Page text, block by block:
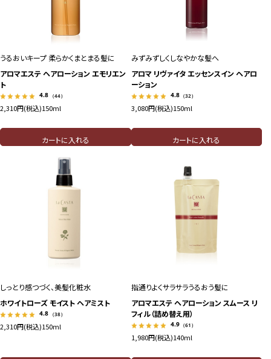
うるおいキープ 柔らかくまとまる髪に
アロマエステ ヘアローション エモリエン
ト
4.8 （44）
2,310円(税込)150ml
カートに入れる
みずみずしくしなやかな髪へ
アロマ リヴァイタ エッセンスイン ヘアロ
ーション
4.8 （32）
3,080円(税込)150ml
カートに入れる
しっとり感つづく、美髪化粧水
ホワイトローズ モイスト ヘアミスト
4.8 （38）
2,310円(税込)150ml
指通りよくサラサラうるおう髪に
アロマエステ ヘアローション スムース リ
フィル（詰め替え用）
4.9 （61）
1,980円(税込)140ml